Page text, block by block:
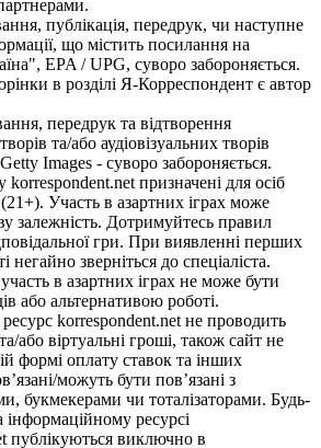
публікація, передрук, чи наступне
що містить посилання на
EPA / UPG, суворо забороняється.
в розділі Я-Корреспондент є автор
передрук та відтворення
та/або аудіовізуальних творів
Images - суворо забороняється.
korrespondent.net призначені для осіб
Участь в азартних іграх може
залежність. Дотримуйтесь правил
гри. При виявленні перших
негайно зверніться до спеціаліста.
в азартних іграх не може бути
або альтернативою роботі.
korrespondent.net не проводить
або віртуальні гроші, також сайт не
формі оплату ставок та інших
можуть бути пов’язані з
букмекерами чи тоталізаторами. Будь-
інформаційному ресурсі
публікуються виключно в